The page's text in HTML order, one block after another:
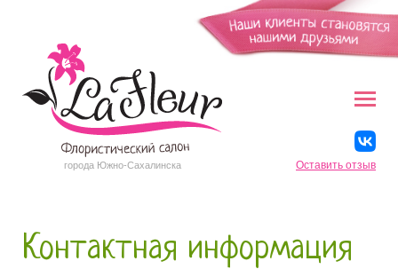
города Южно-Сахалинска Оставить отзыв
Контактная информация